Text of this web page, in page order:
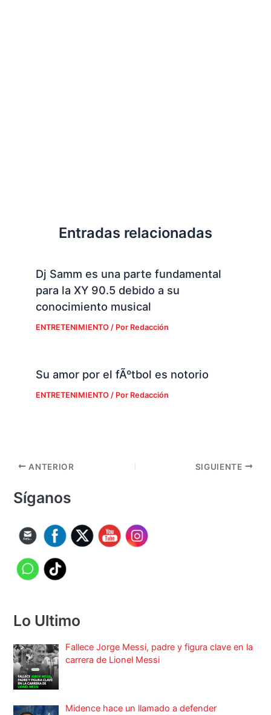
Entradas relacionadas
Dj Samm es una parte fundamental
para la XY 90.5 debido a su
conocimiento musical
ENTRETENIMIENTO/ Por Redacción
Su amor por el fÃºtbol es notorio
ENTRETENIMIENTO/ Por Redacción
ANTERIOR SIGUIENTE
Síganos
Lo Ultimo
Fallece Jorge Messi, padre y figura clave en la
carrera de Lionel Messi
Midence hace un llamado a defender